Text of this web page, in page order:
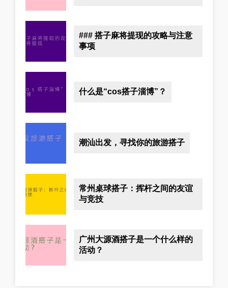
### 搭子麻将提现的攻略与注意
事项
什么是“cos搭子淄博”？
潮汕出发，寻找你的旅游搭子
常州桌球搭子：挥杆之间的友谊
与竞技
广州大源酒搭子是一个什么样的
活动？